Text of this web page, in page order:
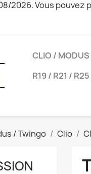
2026. Vous
CLIO /
R19 / R21 /
/ Twingo Clio